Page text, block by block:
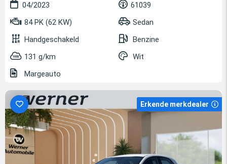
04/2023
61039
84 PK (62 KW)
Sedan
Handgeschakeld
Benzine
131 g/km
Wit
Margeauto
Erkende merkdealer